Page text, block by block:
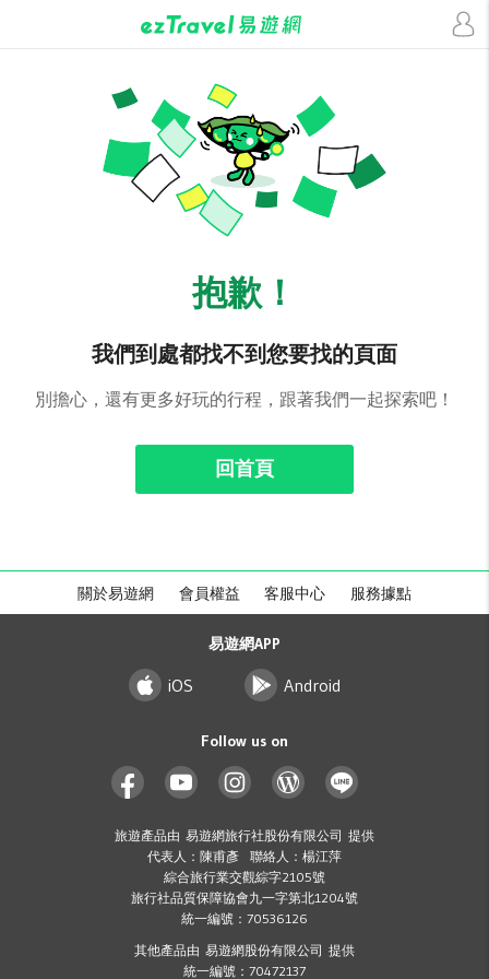
抱歉！
我們到處都找不到您要找的頁面
別擔心，還有更多好玩的行程，跟著我們一起探索吧！
回首頁
關於易遊網 會員權益 客服中心 服務據點
易遊網APP
iOS Android
Follow us on
旅遊產品由 易遊網旅行社股份有限公司 提供
代表人：陳甫彥 聯絡人：楊江萍
綜合旅行業交觀綜字2105號
旅行社品質保障協會九一字第北1204號
統一編號：70536126
其他產品由 易遊網股份有限公司 提供
統一編號：70472137